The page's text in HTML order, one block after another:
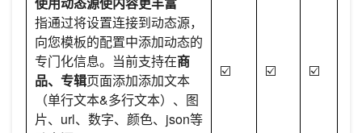
指通过将设置连接到动态源，
向您模板的配置中添加动态的
专门化信息。当前支持在商
品、专辑页面添加添加文本
（单行文本&多行文本）、图
片、url、数字、颜色、json等
☑️ ☑️ ☑️